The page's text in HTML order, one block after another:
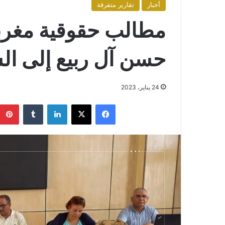
أخبار تقارير متفرقة
مطالب حقوقية
حسن آل ربيع إلى
24 يناير، 2023
فيسبوك X لينكدإن